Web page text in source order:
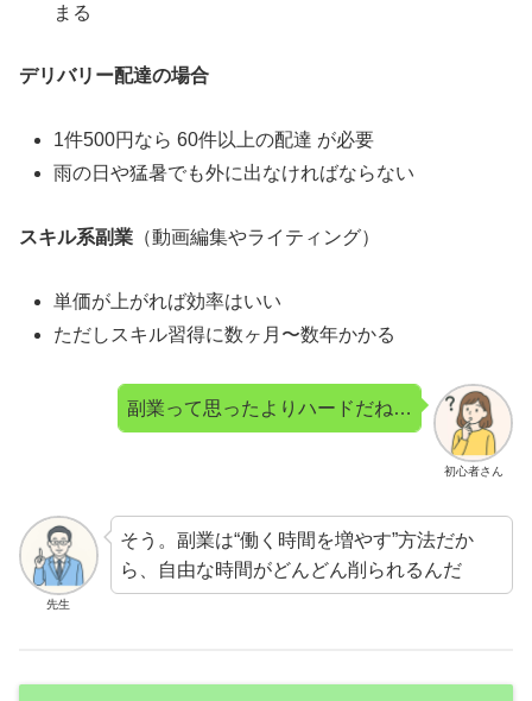
まる
デリバリー配達の場合
1件500円なら 60件以上の配達 が必要
雨の日や猛暑でも外に出なければならない
スキル系副業 （動画編集やライティング）
単価が上がれば効率はいい
ただしスキル習得に数ヶ月〜数年かかる
初心者さん
副業って思ったよりハードだね…
先生
そう。副業は“働く時間を増やす”方法だか
ら、自由な時間がどんどん削られるんだ